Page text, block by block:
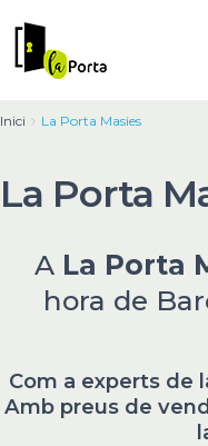
Inici La Porta Masies
La Porta
A La Porta
hora de
Com a experts de
Amb preus de